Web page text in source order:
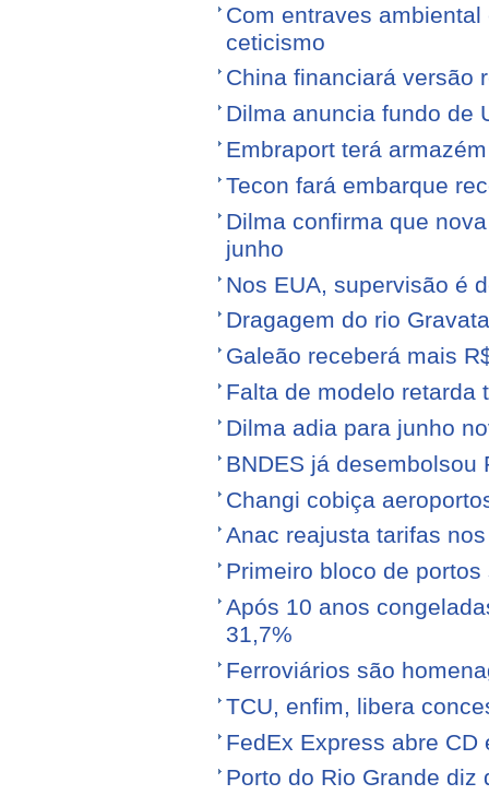
Com entraves
ceticismo
China financiará versão
Dilma anuncia fundo de
Embraport terá
Tecon fará embarque
Dilma confirma que
junho
Nos EUA, supervisão é
Dragagem do rio
Galeão receberá mais
Falta de modelo retarda
Dilma adia para junho
BNDES já
Changi cobiça
Anac reajusta tarifas
Primeiro bloco de
Após 10 anos
31,7%
Ferroviários são
TCU, enfim, libera
FedEx Express abre CD
Porto do Rio Grande